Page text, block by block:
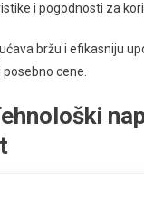
i pogodnosti za
bržu i efikasniju
cene.